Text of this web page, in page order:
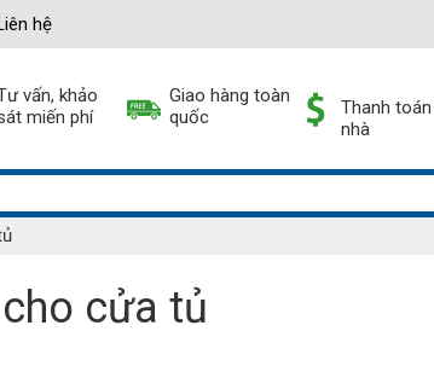
hệ
vấn, khảo
miến phí
Giao hàng toàn
quốc
Thanh
nhà
cửa tủ